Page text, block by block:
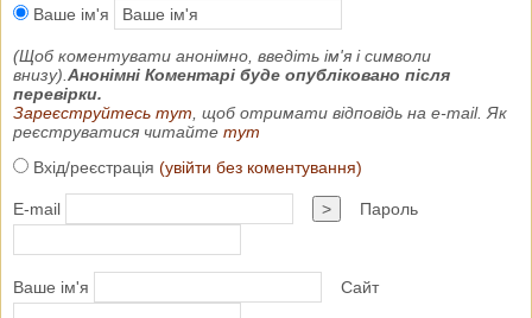
Ваше ім'я
(Щоб коментувати анонімно, введіть ім'я і символи
внизу). Анонімні Коментарі буде опубліковано після
перевірки.
Зареєструйтесь тут , щоб отримати відповідь на e-mail. Як
реєструватися читайте тут
Вхід/реєстрація (увійти без коментування)
E-mail > Пароль
Ваше ім'я Сайт